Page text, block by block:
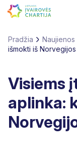
Pradžia Naujienos
išmokti iš
Visiems
aplinka: